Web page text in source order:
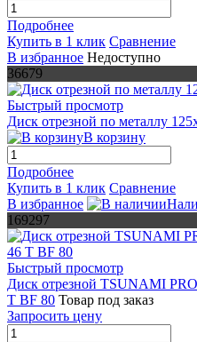
Подробнее
Купить в 1 клик Сравнение
В избранное Недоступно
36679
Быстрый просмотр
Диск отрезной по металлу
В корзину
Подробнее
Купить в 1 клик Сравнение
В избранное
169297
Быстрый просмотр
Диск отрезной TSUNAMI
T BF 80 Товар под заказ
Запросить цену